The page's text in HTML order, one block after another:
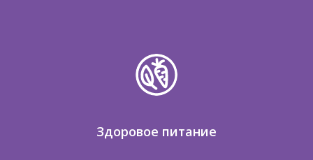
Здоровое питание